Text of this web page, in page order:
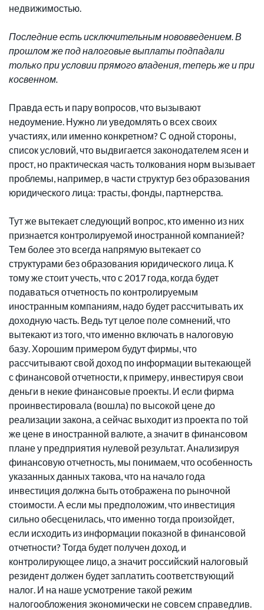
недвижимостью.
Последние есть исключительным нововведением. В
прошлом же под налоговые выплаты подпадали
только при условии прямого владения, теперь же и при
косвенном.
Правда есть и пару вопросов, что вызывают
недоумение. Нужно ли уведомлять о всех своих
участиях, или именно конкретном? С одной стороны,
список условий, что выдвигается законодателем ясен и
прост, но практическая часть толкования норм вызывает
проблемы, например, в части структур без образования
юридического лица: трасты, фонды, партнерства.
Тут же вытекает следующий вопрос, кто именно из них
признается контролируемой иностранной компанией?
Тем более это всегда напрямую вытекает со
структурами без образования юридического лица. К
тому же стоит учесть, что с 2017 года, когда будет
подаваться отчетность по контролируемым
иностранным компаниям, надо будет рассчитывать их
доходную часть. Ведь тут целое поле сомнений, что
вытекают из того, что именно включать в налоговую
базу. Хорошим примером будут фирмы, что
рассчитывают свой доход по информации вытекающей
с финансовой отчетности, к примеру, инвестируя свои
деньги в некие финансовые проекты. И если фирма
проинвестировала (вошла) по высокой цене до
реализации закона, а сейчас выходит из проекта по той
же цене в иностранной валюте, а значит в финансовом
плане у предприятия нулевой результат. Анализируя
финансовую отчетность, мы понимаем, что особенность
указанных данных такова, что на начало года
инвестиция должна быть отображена по рыночной
стоимости. А если мы предположим, что инвестиция
сильно обесценилась, что именно тогда произойдет,
если исходить из информации показной в финансовой
отчетности? Тогда будет получен доход, и
контролирующее лицо, а значит российский налоговый
резидент должен будет заплатить соответствующий
налог. И на наше усмотрение такой режим
налогообложения экономически не совсем справедлив.